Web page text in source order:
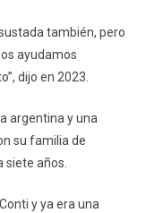
también, pero
ayudamos
dijo en 2023.
argentina y una
su familia de
siete años.
y ya era una